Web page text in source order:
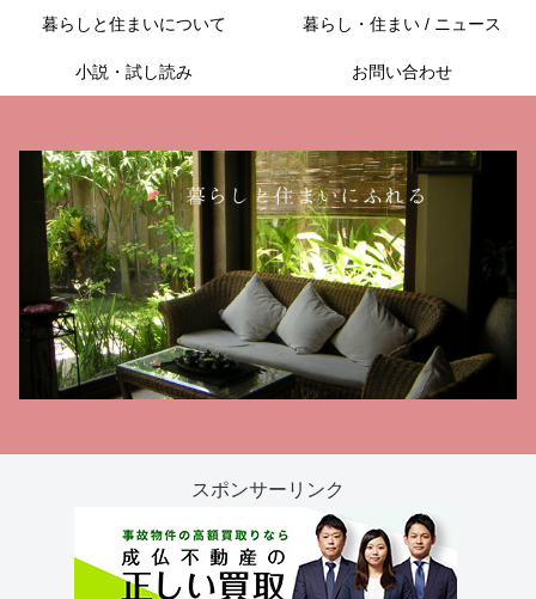
暮らしと住まいについて 暮らし・住まい / ニュース
小説・試し読み お問い合わせ
スポンサーリンク